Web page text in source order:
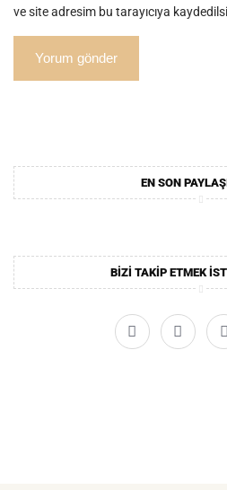
ve site adresim bu tarayıcıya
EN SON
BIZI TAKIP ETMEK